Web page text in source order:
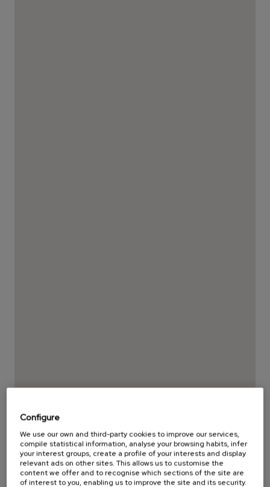
Configure
We use our own and third-party cookies to improve our services,
compile statistical information, analyse your browsing habits, infer
your interest groups, create a profile of your interests and display
relevant ads on other sites. This allows us to customise the
content we offer and to recognise which sections of the site are
of interest to you, enabling us to improve the site and its security.